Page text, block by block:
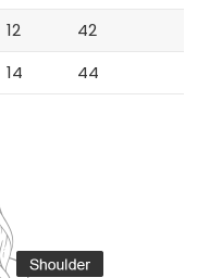
12
42
14 44